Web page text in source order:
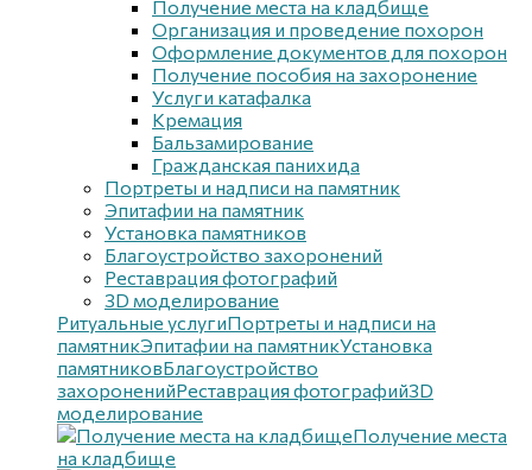
Получение места на кладбище
Организация и проведение похорон
Оформление документов для похорон
Получение пособия на захоронение
Услуги катафалка
Кремация
Бальзамирование
Гражданская панихида
Портреты и надписи на памятник
Эпитафии на памятник
Установка памятников
Благоустройство захоронений
Реставрация фотографий
3D моделирование
Ритуальные услугиПортреты и надписи на
памятникЭпитафии на памятникУстановка
памятниковБлагоустройство
захороненийРеставрация фотографий3D
моделирование
Получение места
на кладбище